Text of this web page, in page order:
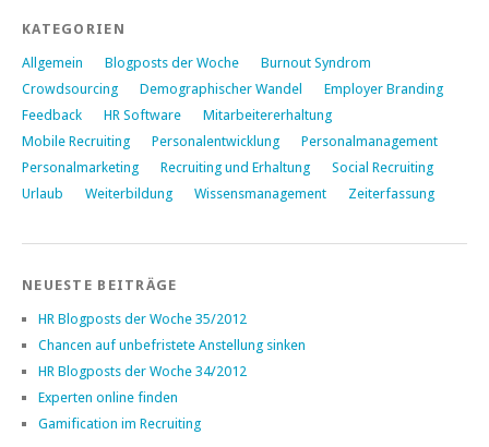
KATEGORIEN
Allgemein Blogposts der Woche
Burnout Syndrom
Crowdsourcing
Demographischer Wandel
Employer Branding
Feedback
HR Software
Mitarbeitererhaltung
Mobile Recruiting
Personalentwicklung
Personalmanagement
Personalmarketing
Recruiting und Erhaltung
Social Recruiting
Urlaub
Weiterbildung Wissensmanagement Zeiterfassung
NEUESTE BEITRÄGE
HR Blogposts der Woche 35/2012
Chancen auf unbefristete Anstellung sinken
HR Blogposts der Woche 34/2012
Experten online finden
Gamification im Recruiting